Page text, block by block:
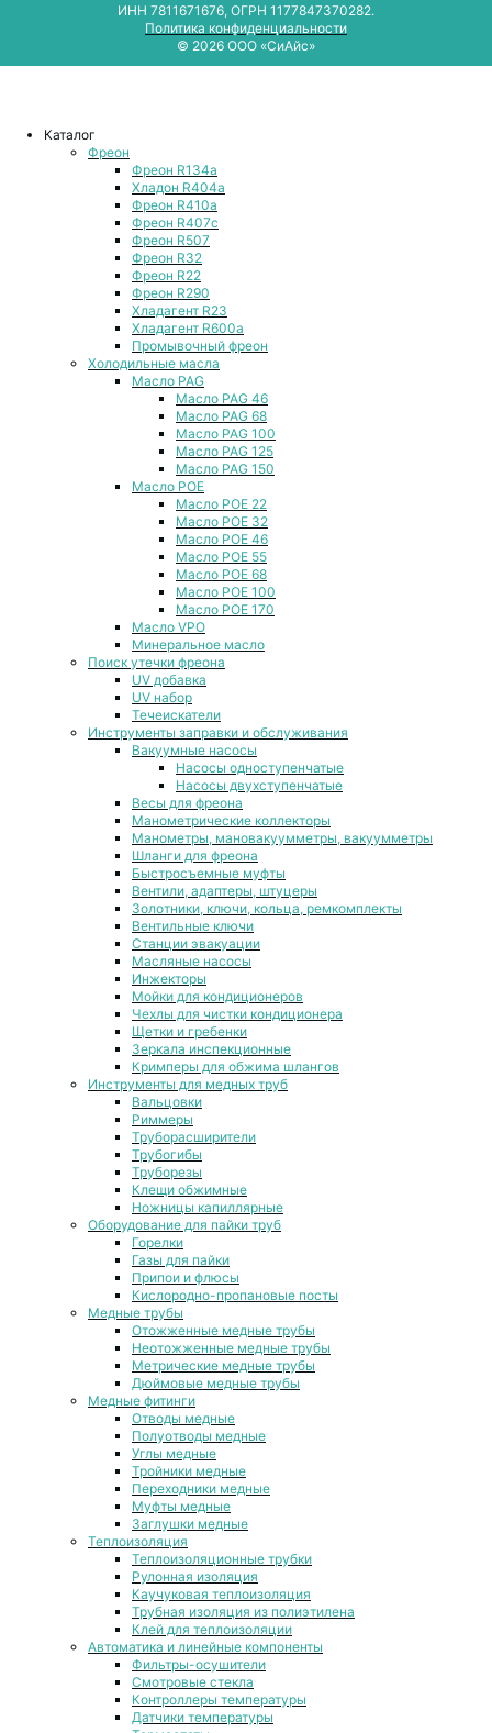
ИНН 7811671676, ОГРН 1177847370282.
Политика конфиденциальности
© 2026 ООО «СиАйс»
Каталог
Фреон
Фреон R134a
Хладон R404a
Фреон R410a
Фреон R407с
Фреон R507
Фреон R32
Фреон R22
Фреон R290
Хладагент R23
Хладагент R600a
Промывочный фреон
Холодильные масла
Масло PAG
Масло PAG 46
Масло PAG 68
Масло PAG 100
Масло PAG 125
Масло PAG 150
Масло POE
Масло POE 22
Масло POE 32
Масло POE 46
Масло POE 55
Масло POE 68
Масло POE 100
Масло POE 170
Масло VPO
Минеральное масло
Поиск утечки фреона
UV добавка
UV набор
Течеискатели
Инструменты заправки и обслуживания
Вакуумные насосы
Насосы одноступенчатые
Насосы двухступенчатые
Весы для фреона
Манометрические коллекторы
Манометры, мановакуумметры, вакуумметры
Шланги для фреона
Быстросъемные муфты
Вентили, адаптеры, штуцеры
Золотники, ключи, кольца, ремкомплекты
Вентильные ключи
Станции эвакуации
Масляные насосы
Инжекторы
Мойки для кондиционеров
Чехлы для чистки кондиционера
Щетки и гребенки
Зеркала инспекционные
Кримперы для обжима шлангов
Инструменты для медных труб
Вальцовки
Риммеры
Труборасширители
Трубогибы
Труборезы
Клещи обжимные
Ножницы капиллярные
Оборудование для пайки труб
Горелки
Газы для пайки
Припои и флюсы
Кислородно-пропановые посты
Медные трубы
Отожженные медные трубы
Неотожженные медные трубы
Метрические медные трубы
Дюймовые медные трубы
Медные фитинги
Отводы медные
Полуотводы медные
Углы медные
Тройники медные
Переходники медные
Муфты медные
Заглушки медные
Теплоизоляция
Теплоизоляционные трубки
Рулонная изоляция
Каучуковая теплоизоляция
Трубная изоляция из полиэтилена
Клей для теплоизоляции
Автоматика и линейные компоненты
Фильтры-осушители
Смотровые стекла
Контроллеры температуры
Датчики температуры